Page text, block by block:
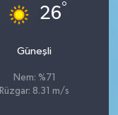
26°
Güneşli
Nem: %71
Rüzgar: 8.31 m/s